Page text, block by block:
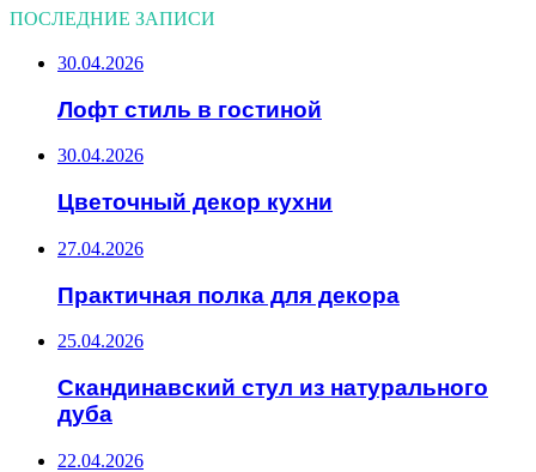
ПОСЛЕДНИЕ ЗАПИСИ
30.04.2026
Лофт стиль в гостиной
30.04.2026
Цветочный декор кухни
27.04.2026
Практичная полка для декора
25.04.2026
Скандинавский стул из натурального
дуба
22.04.2026